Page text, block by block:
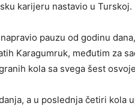
karijeru nastavio u Turskoj.
pauzu od godinu
Karagumruk, međutim za
kola sa svega šest
a u poslednja četiri kola